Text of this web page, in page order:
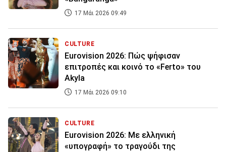
17 Μάι 2026 09:49
CULTURE
Eurovision 2026: Πώς ψήφισαν
επιτροπές και κοινό το «Ferto» του
Akyla
17 Μάι 2026 09:10
CULTURE
Eurovision 2026: Με ελληνική
«υπογραφή» το τραγούδι της